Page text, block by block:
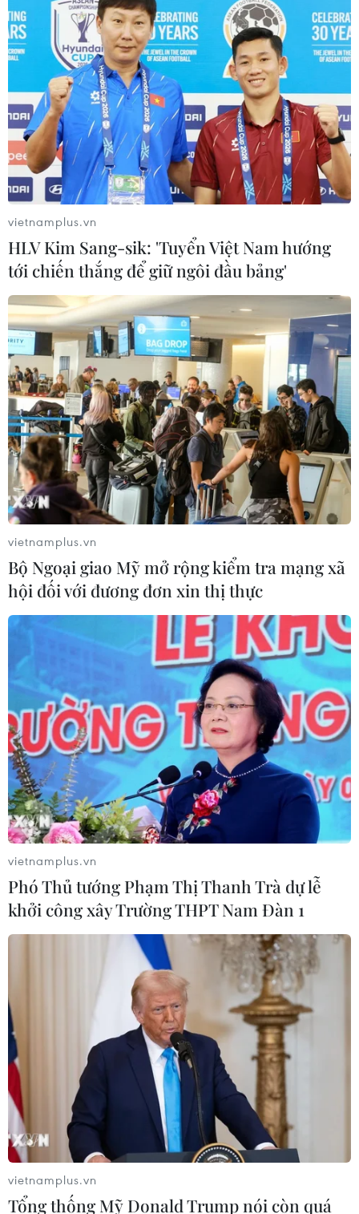
TIN CÙNG CHUYÊN MỤC
vietnamplus.vn
HLV Kim Sang-sik: 'Tuyển Việt Nam hướng
tới chiến thắng để giữ ngôi đầu bảng'
vietnamplus.vn
Bộ Ngoại giao Mỹ mở rộng kiểm tra mạng xã
hội đối với đương đơn xin thị thực
vietnamplus.vn
Phó Thủ tướng Phạm Thị Thanh Trà dự lễ
khởi công xây Trường THPT Nam Đàn 1
vietnamplus.vn
Tổng thống Mỹ Donald Trump nói còn quá